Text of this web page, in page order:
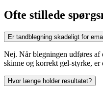
Ofte stillede
Er tandblegning skadeligt for
Nej. Når blegningen udføres
skinne og korrekt gel-styrke, er
Hvor længe holder resultatet?